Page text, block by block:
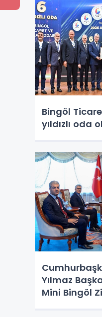
Bingöl
yıldızlı oda
Yılmaz
Mini Bingöl